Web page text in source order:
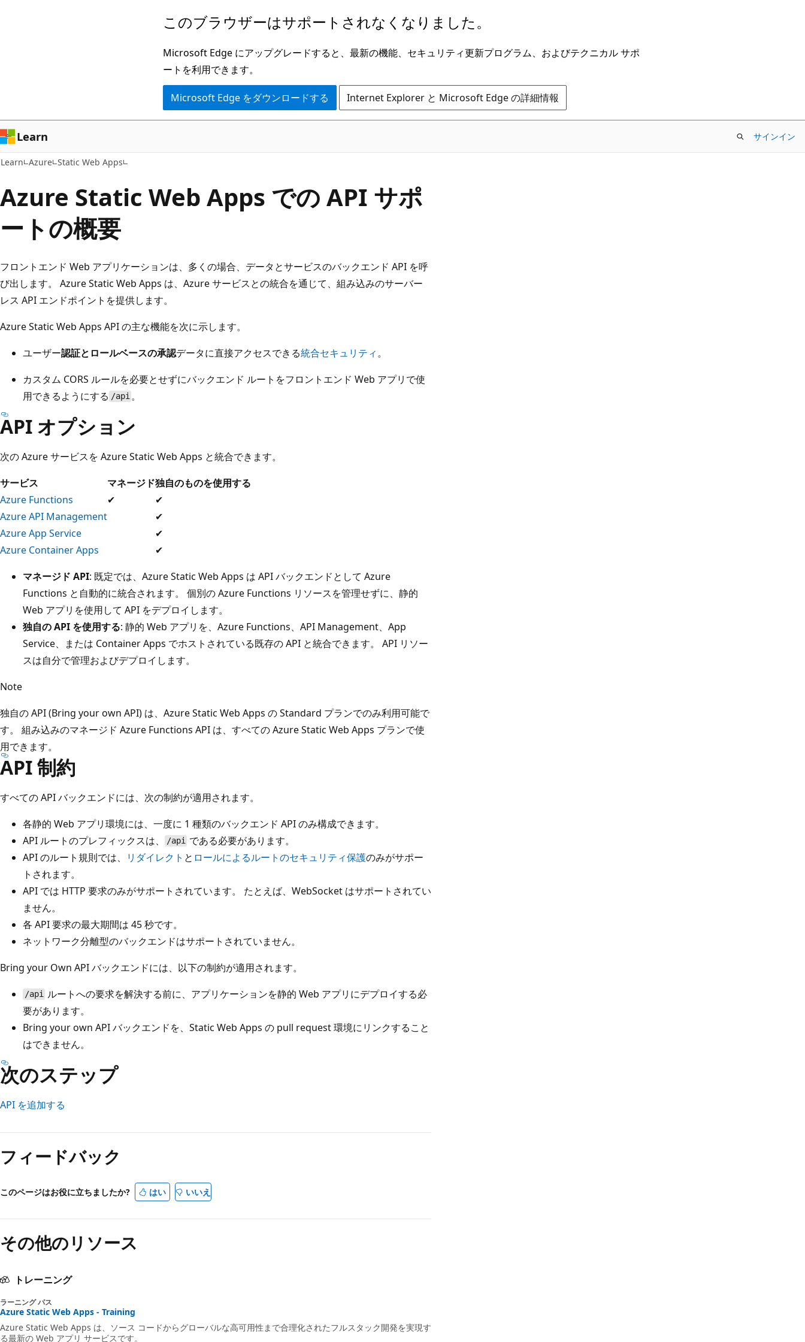
ン
ツ
に
ス
ッ
このブラウザーはサポートされなくなりました。
Microsoft Edge にアップグレードすると、最新の機能、セキュリティ更新プログラム、およびテクニカル サポ
ートを利用できます。
Microsoft Edge をダウンロードする Internet Explorer と Microsoft Edge の詳細情報
Learn サインイン
Learn Azure Static Web Apps
Azure Static Web Apps での API サポ
ートの概要
フロントエンド Web アプリケーションは、多くの場合、データとサービスのバックエンド API を呼
び出します。 Azure Static Web Apps は、Azure サービスとの統合を通じて、組み込みのサーバー
レス API エンドポイントを提供します。
Azure Static Web Apps API の主な機能を次に示します。
ユーザー認証とロールベースの承認データに直接アクセスできる統合セキュリティ。
カスタム CORS ルールを必要とせずにバックエンド ルートをフロントエンド Web アプリで使
用できるようにする /api 。
API オプション
次の Azure サービスを Azure Static Web Apps と統合できます。
サービス
マネージド独自のものを使用する
Azure Functions
✔
✔
Azure API Management
✔
Azure App Service
✔
Azure Container Apps
✔
マネージド API: 既定では、Azure Static Web Apps は API バックエンドとして Azure
Functions と自動的に統合されます。 個別の Azure Functions リソースを管理せずに、静的
Web アプリを使用して API をデプロイします。
独自の API を使用する: 静的 Web アプリを、Azure Functions、API Management、App
Service、または Container Apps でホストされている既存の API と統合できます。 API リソー
スは自分で管理およびデプロイします。
Note
独自の API (Bring your own API) は、Azure Static Web Apps の Standard プランでのみ利用可能で
す。 組み込みのマネージド Azure Functions API は、すべての Azure Static Web Apps プランで使
用できます。
API 制約
すべての API バックエンドには、次の制約が適用されます。
各静的 Web アプリ環境には、一度に 1 種類のバックエンド API のみ構成できます。
API ルートのプレフィックスは、
/api である必要があります。
API のルート規則では、
リダイレクト と ロールによるルートのセキュリティ保護のみがサポー
トされます。
API では HTTP 要求のみがサポートされています。 たとえば、WebSocket はサポートされてい
ません。
各 API 要求の最大期間は 45 秒です。
ネットワーク分離型のバックエンドはサポートされていません。
Bring your Own API バックエンドには、以下の制約が適用されます。
/api ルートへの要求を解決する前に、アプリケーションを静的 Web アプリにデプロイする必
要があります。
Bring your own API バックエンドを、Static Web Apps の pull request 環境にリンクすること
はできません。
次のステップ
API を追加する
フィードバック
このページはお役に立ちましたか? はい いいえ
その他のリソース
トレーニング
ラーニング パス
Azure Static Web Apps - Training
Azure Static Web Apps は、ソース コードからグローバルな高可用性まで合理化されたフルスタック開発を実現す
る最新の Web アプリ サービスです。